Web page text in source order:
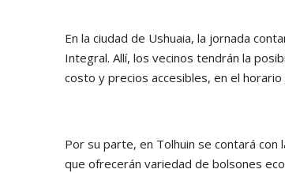
En la ciudad de Ushuaia, la jornada
Integral. Allí, los vecinos tendrán la
costo y precios accesibles, en el
Por su parte, en Tolhuin se contará con
que ofrecerán variedad de bolsones